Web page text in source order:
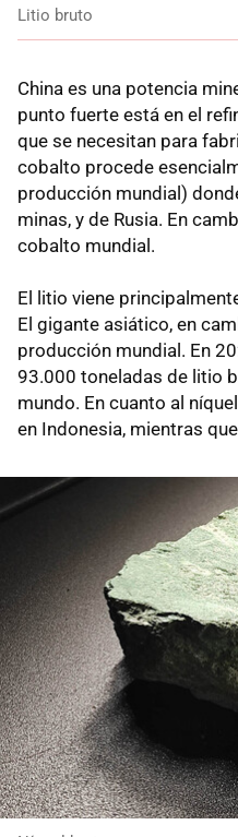
Litio bruto
China es una potencia
punto fuerte está en el
que se necesitan para
cobalto procede
producción mundial)
minas, y de Rusia. En
cobalto mundial.
El litio viene
El gigante asiático, en
producción mundial. En
93.000 toneladas de litio
mundo. En cuanto al
en Indonesia, mientras